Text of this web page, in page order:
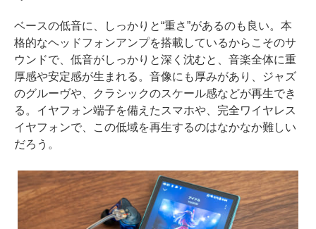
ベースの低音に、しっかりと“重さ”があるのも良い。本
格的なヘッドフォンアンプを搭載しているからこそのサ
ウンドで、低音がしっかりと深く沈むと、音楽全体に重
厚感や安定感が生まれる。音像にも厚みがあり、ジャズ
のグルーヴや、クラシックのスケール感などが再生でき
る。イヤフォン端子を備えたスマホや、完全ワイヤレス
イヤフォンで、この低域を再生するのはなかなか難しい
だろう。